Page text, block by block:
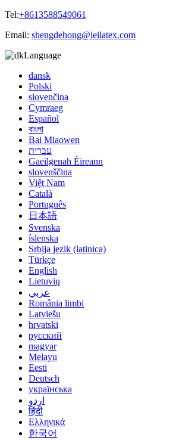
Tel:+8613588549061
Email: shengdehong@leilatex.com
Language
dansk
Polski
slovenčina
Cymraeg
Español
বাংলা
Bai Miaowen
עברית
Gaeilgenah Éireann
slovenščina
Việt Nam
Català
Português
日本語
Svenska
íslenska
Srbija jezik (latinica)
Türkçe
English
Lietuvių
عربي
România limbi
Latviešu
hrvatski
русский
magyar
Melayu
Eesti
Deutsch
українська
اردو
हिंदी
Ελληνικά
한국어